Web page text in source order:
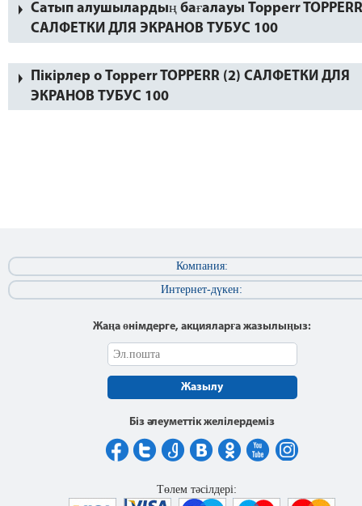
Сатып алушылардың бағалауы Topperr
САЛФЕТКИ ДЛЯ ЭКРАНОВ ТУБУС 100
Пікірлер о Topperr TOPPERR (2) САЛФЕТКИ ДЛЯ
ЭКРАНОВ ТУБУС 100
Компания:
Интернет-дүкен:
Жаңа өнімдерге, акцияларға жазылыңыз:
Жазылу
Біз әлеуметтік желілердеміз
Төлем тәсілдері: